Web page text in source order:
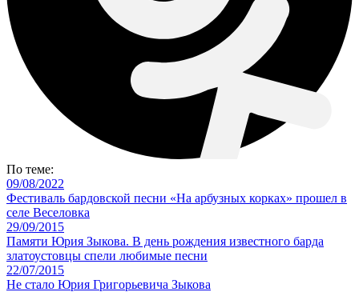
По теме:
09/08/2022
Фестиваль бардовской песни «На арбузных корках» прошел в
селе Веселовка
29/09/2015
Памяти Юрия Зыкова. В день рождения известного барда
златоустовцы спели любимые песни
22/07/2015
Не стало Юрия Григорьевича Зыкова